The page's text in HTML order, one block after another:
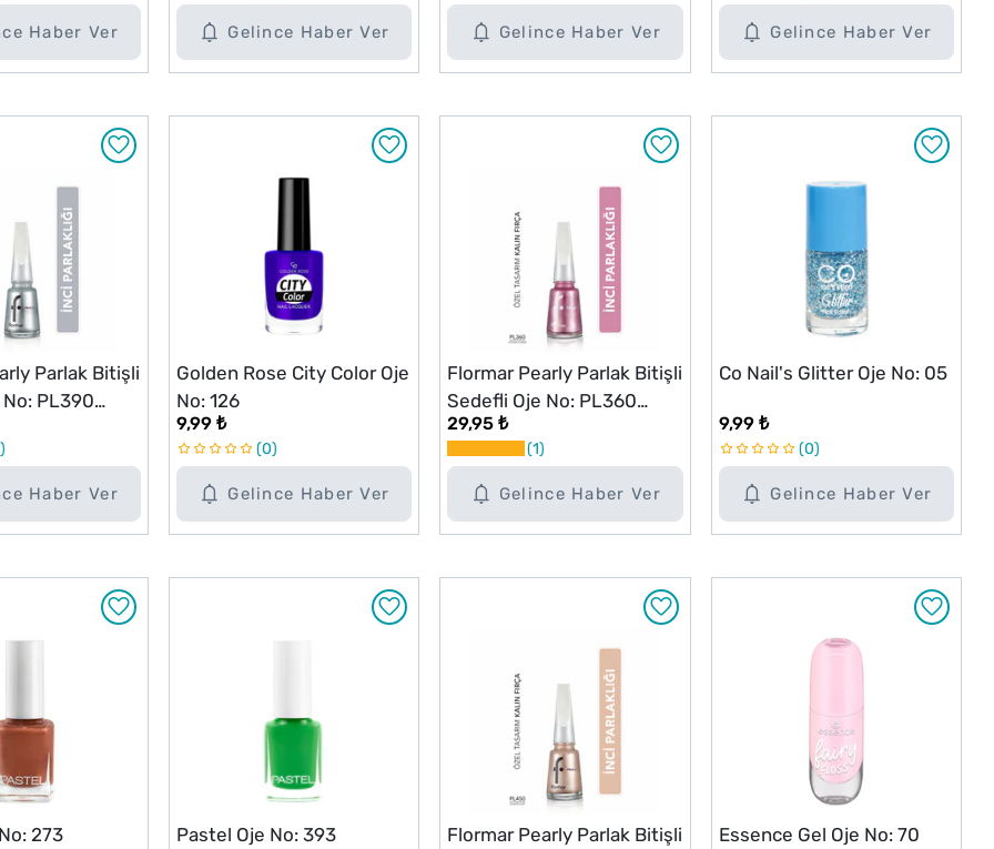
Haber Ver Gelince Haber Ver Gelince Haber Ver Gelince Haber Ver
Haber Ver
Parlak Bitişli
PL390
Gelince Haber Ver
Golden Rose City Color Oje
No: 126
9,99 ₺
0
Gelince Haber Ver
Flormar Pearly Parlak Bitişli
Sedefli Oje No: PL360
Fuchsia Flower
29,95 ₺
1
Gelince Haber Ver
Co Nail's Glitter Oje No: 05
9,99 ₺
0
273 Pastel Oje No: 393
Flormar Pearly Parlak Bitişli
Essence Gel Oje No: 70